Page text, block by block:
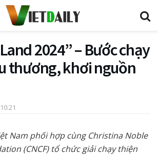
2024” – Bước chạy
thương, khơi nguồn
Nam phối hợp cùng Christina Noble
(CNCF) tổ chức giải chạy thiện